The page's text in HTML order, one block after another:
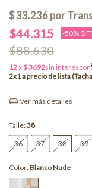
$44.315 -50%
$88.630
Ver más detalles
Talle:38
36 37 38 39
Color:Blanco Nude